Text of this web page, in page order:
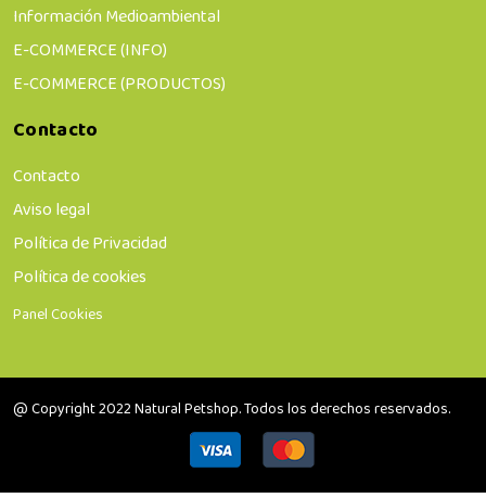
Información Medioambiental
E-COMMERCE (INFO)
E-COMMERCE (PRODUCTOS)
Contacto
Contacto
Aviso legal
Política de Privacidad
Política de cookies
Panel Cookies
@ Copyright 2022 Natural Petshop. Todos los derechos reservados.